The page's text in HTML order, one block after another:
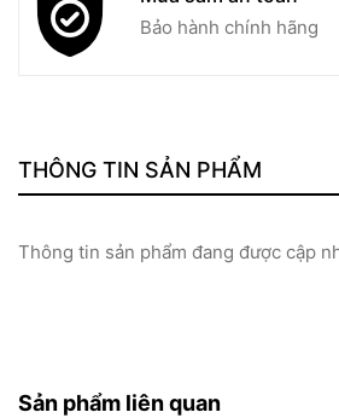
Bảo hành chính hãng
THÔNG TIN SẢN PHẨM
Thông tin sản phẩm đang được cập
Sản phẩm liên quan